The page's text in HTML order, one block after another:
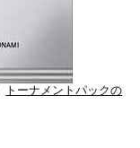
トーナメントパックの